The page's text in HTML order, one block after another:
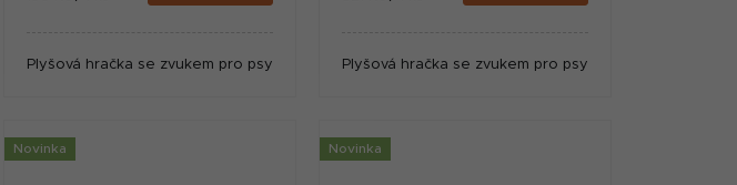
Plyšová hračka se zvukem pro psy Plyšová hračka se zvukem pro psy
Novinka Novinka